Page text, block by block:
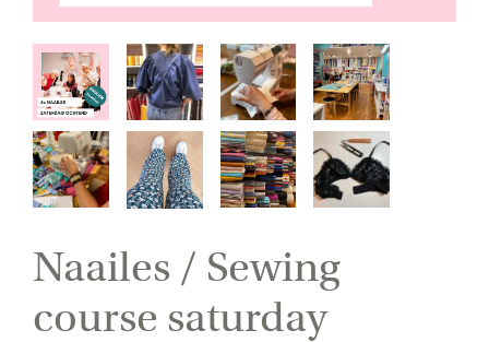
Naailes / Sewing
course saturday